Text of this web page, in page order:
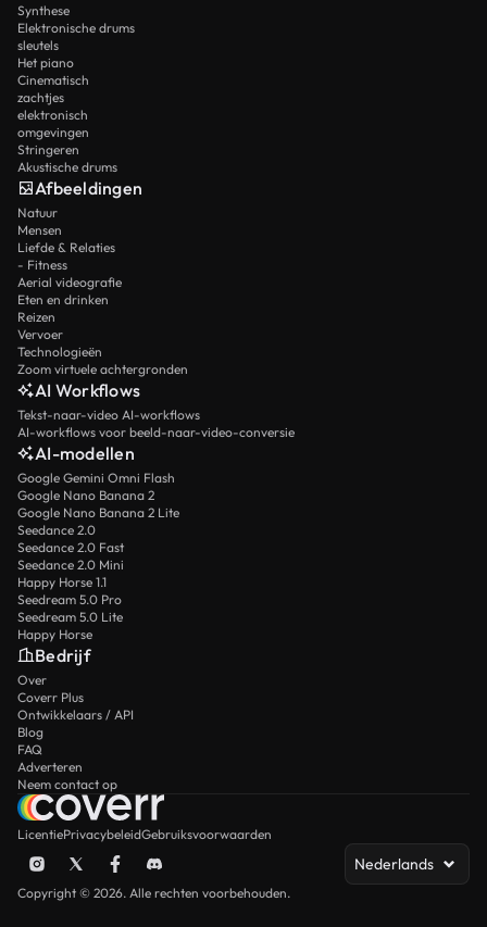
Synthese
Elektronische drums
sleutels
Het piano
Cinematisch
zachtjes
elektronisch
omgevingen
Stringeren
Akustische drums
Afbeeldingen
Natuur
Mensen
Liefde & Relaties
- Fitness
Aerial videografie
Eten en drinken
Reizen
Vervoer
Technologieën
Zoom virtuele achtergronden
AI Workflows
Tekst-naar-video AI-workflows
AI-workflows voor beeld-naar-video-conversie
AI-modellen
Google Gemini Omni Flash
Google Nano Banana 2
Google Nano Banana 2 Lite
Seedance 2.0
Seedance 2.0 Fast
Seedance 2.0 Mini
Happy Horse 1.1
Seedream 5.0 Pro
Seedream 5.0 Lite
Happy Horse
Bedrijf
Over
Coverr Plus
Ontwikkelaars / API
Blog
FAQ
Adverteren
Neem contact op
LicentiePrivacybeleidGebruiksvoorwaarden
Nederlands
Copyright © 2026. Alle rechten voorbehouden.